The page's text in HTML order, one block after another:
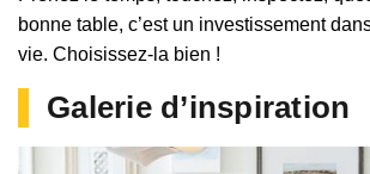
bonne table, c’est un investissement
vie. Choisissez-la bien !
Galerie d’inspiration